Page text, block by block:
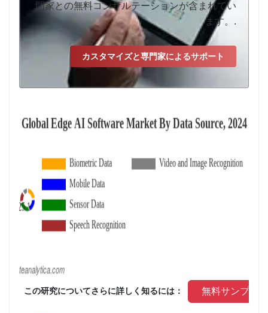
門家との無料コンサルテーションが含まれてい
ます。.
カスタマイズと専門家によるサポート
この研究についてさらに詳しく知るには： 無料サンプル